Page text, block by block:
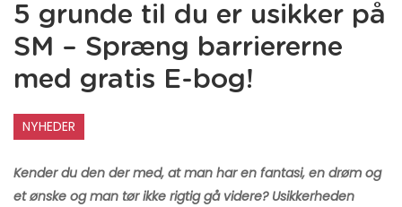
5 grunde til du er usikker på
SM – Spræng barriererne
med gratis E-bog!
NYHEDER
Kender du den der med, at man har en fantasi, en drøm og
et ønske og man tør ikke rigtig gå videre? Usikkerheden